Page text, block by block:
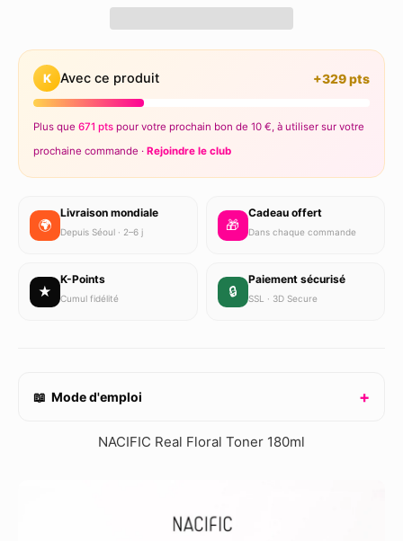
K Avec ce produit +329 pts
Plus que 671 pts pour votre prochain bon de 10 €, à utiliser sur votre
prochaine commande · Rejoindre le club
🌍
Livraison mondiale
Depuis Séoul · 2–6 j 🎁
Cadeau offert
Dans chaque commande
★
K-Points
Cumul fidélité 🔒
Paiement sécurisé
SSL · 3D Secure
📖 Mode d'emploi
NACIFIC Real Floral Toner 180ml